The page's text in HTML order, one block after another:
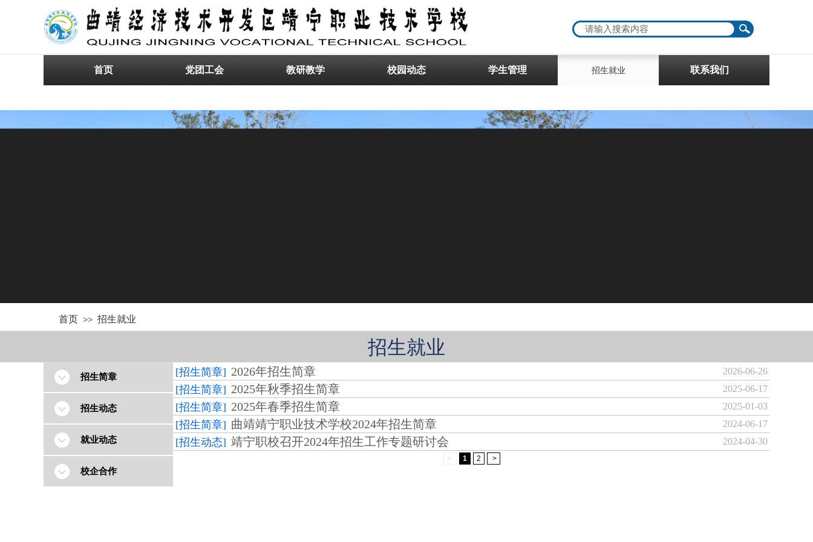
首页 >> 招生就业
招生就业
招生简章
招生动态
就业动态
校企合作
[招生简章] 2026年招生简章 2026-06-26
[招生简章] 2025年秋季招生简章 2025-06-17
[招生简章] 2025年春季招生简章 2025-01-03
[招生简章] 曲靖靖宁职业技术学校2024年招生简章 2024-06-17
[招生动态] 靖宁职校召开2024年招生工作专题研讨会 2024-04-30
< 1 2 >
首页 党团工会 教研教学 校园动态 学生管理 招生就业 联系我们